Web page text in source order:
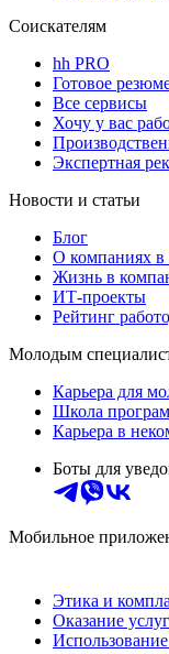
Соискателям
hh PRO
Готовое
Все сервисы
Хочу у вас
Экспертная
Новости и статьи
Блог
О компаниях в
Жизнь в
ИТ-проекты
Рейтинг
Молодым
Карьера для
Школа
Карьера в
Боты для
Мобильное
Этика и
Оказание услуг